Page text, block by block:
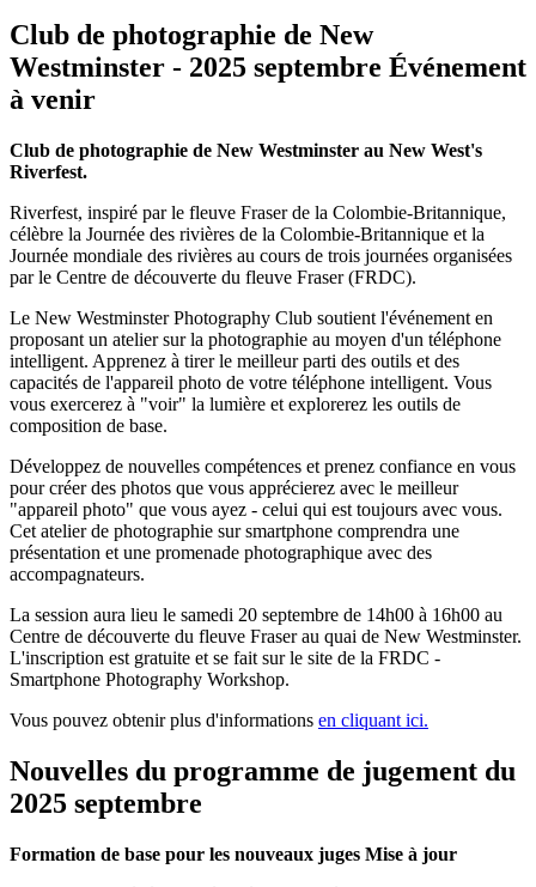
Club de photographie de New
Westminster - 2025 septembre Événement
à venir
Club de photographie de New Westminster au New West's
Riverfest.
Riverfest, inspiré par le fleuve Fraser de la Colombie-Britannique,
célèbre la Journée des rivières de la Colombie-Britannique et la
Journée mondiale des rivières au cours de trois journées organisées
par le Centre de découverte du fleuve Fraser (FRDC).
Le New Westminster Photography Club soutient l'événement en
proposant un atelier sur la photographie au moyen d'un téléphone
intelligent. Apprenez à tirer le meilleur parti des outils et des
capacités de l'appareil photo de votre téléphone intelligent. Vous
vous exercerez à "voir" la lumière et explorerez les outils de
composition de base.
Développez de nouvelles compétences et prenez confiance en vous
pour créer des photos que vous apprécierez avec le meilleur
"appareil photo" que vous ayez - celui qui est toujours avec vous.
Cet atelier de photographie sur smartphone comprendra une
présentation et une promenade photographique avec des
accompagnateurs.
La session aura lieu le samedi 20 septembre de 14h00 à 16h00 au
Centre de découverte du fleuve Fraser au quai de New Westminster.
L'inscription est gratuite et se fait sur le site de la FRDC -
Smartphone Photography Workshop.
Vous pouvez obtenir plus d'informations en cliquant ici.
Nouvelles du programme de jugement du
2025 septembre
Formation de base pour les nouveaux juges Mise à jour